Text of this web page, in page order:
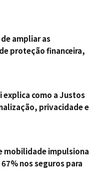
ampliar as
proteção financeira,
capital segurado
explica como a Justos
privacidade e
mobilidade impulsiona
nos seguros para
da Bradesco Seguros